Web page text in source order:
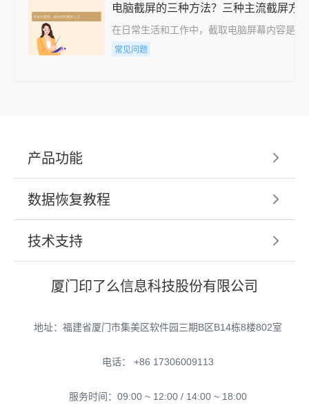
电脑截屏的三种方法？三种主流截屏方
在日常生活和工作中，截取电脑屏幕内容是
常见问题
产品功能
数据恢复教程
技术支持
厦门印了么信息科技股份有限公司
地址：福建省厦门市集美区软件园三期B区B14栋8楼802室
电话： +86 17306009113
服务时间：09:00 ~ 12:00 / 14:00 ~ 18:00